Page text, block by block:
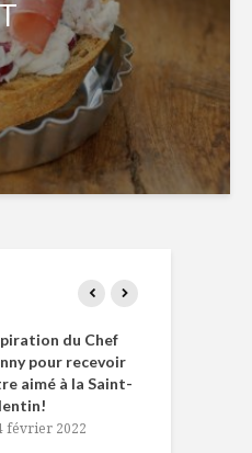
du Chef
pour recevoir
aimé à la Saint-
février 2022